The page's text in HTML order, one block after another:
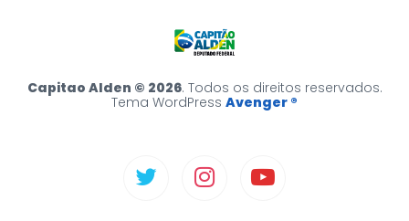
Capitao Alden © 2026. Todos os direitos reservados.
Tema WordPress Avenger ®